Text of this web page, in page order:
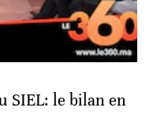
SIEL: le bilan en